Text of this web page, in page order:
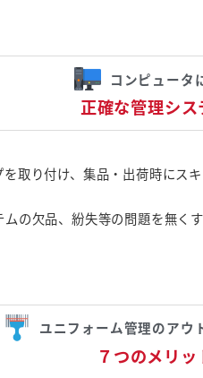
コンピュータ
正確な管理シス
取り付け、集品・出荷時にス
の欠品、紛失等の問題を無くす
ユニフォーム管理のアウ
７つのメリッ